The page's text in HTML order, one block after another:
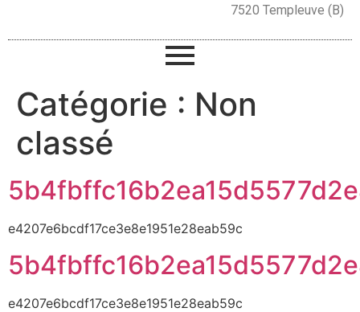
7520 Templeuve (B)
Catégorie : Non
classé
e4207e6bcdf17ce3e8e1951e28eab59c
e4207e6bcdf17ce3e8e1951e28eab59c